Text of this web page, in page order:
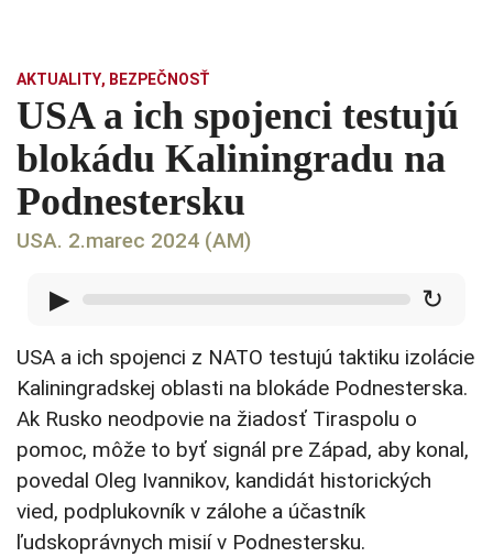
AKTUALITY, BEZPEČNOSŤ
USA a ich spojenci testujú
blokádu Kaliningradu na
Podnestersku
USA. 2.marec 2024 (AM)
▶ ↻
USA a ich spojenci z NATO testujú taktiku izolácie
Kaliningradskej oblasti na blokáde Podnesterska.
Ak Rusko neodpovie na žiadosť Tiraspolu o
pomoc, môže to byť signál pre Západ, aby konal,
povedal Oleg Ivannikov, kandidát historických
vied, podplukovník v zálohe a účastník
ľudskoprávnych misií v Podnestersku.